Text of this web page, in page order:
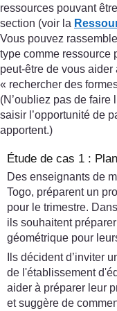
ressources pouvant
section (voir la
Vous pouvez
type comme ressource
peut-être de vous
« rechercher des
(N’oubliez pas de faire
saisir l’opportunité de
apportent.)
Étude de cas 1 :
Des enseignants de
Togo, préparent un
pour le trimestre.
ils souhaitent
géométrique pour
Ils décident d’inviter
de l'établissement
aider à préparer leur
et suggère de